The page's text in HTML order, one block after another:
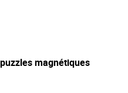
magnétiques